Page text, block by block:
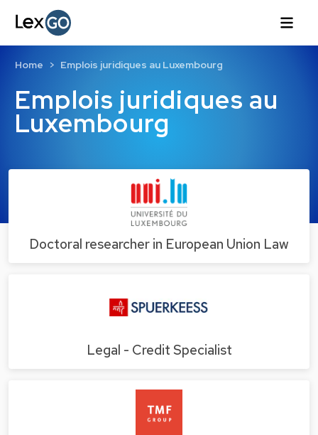
Emplois juridiques au
Luxembourg
Home Emplois juridiques au Luxembourg
Doctoral researcher in European Union Law
Legal - Credit Specialist